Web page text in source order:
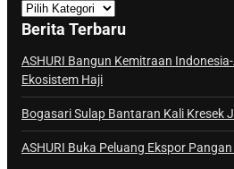
a
n
a
l
j
Berita Terbaru
ASHURI Bangun Kemitraan
Ekosistem Haji
Bogasari Sulap Bantaran Kali Kresek
ASHURI Buka Peluang Ekspor